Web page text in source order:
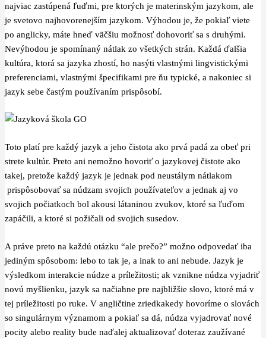
najviac zastúpená ľuďmi, pre ktorých je materinským jazykom, ale
je svetovo najhovorenejším jazykom. Výhodou je, že pokiaľ viete
po anglicky, máte hneď väčšiu možnosť dohovoriť sa s druhými.
Nevýhodou je spomínaný nátlak zo všetkých strán. Každá ďalšia
kultúra, ktorá sa jazyka zhostí, ho nasýti vlastnými lingvistickými
preferenciami, vlastnými špecifikami pre ňu typické, a nakoniec si
jazyk sebe častým používaním prispôsobí.
Toto platí pre každý jazyk a jeho čistota ako prvá padá za obeť pri
strete kultúr. Preto ani nemožno hovoriť o jazykovej čistote ako
takej, pretože každý jazyk je jednak pod neustálym nátlakom
prispôsobovať sa núdzam svojich používateľov a jednak aj vo
svojich počiatkoch bol akousi látaninou zvukov, ktoré sa ľuďom
zapáčili, a ktoré si požičali od svojich susedov.
A práve preto na každú otázku “ale prečo?” možno odpovedať iba
jediným spôsobom: lebo to tak je, a inak to ani nebude. Jazyk je
výsledkom interakcie núdze a príležitosti; ak vznikne núdza vyjadriť
novú myšlienku, jazyk sa načiahne pre najbližšie slovo, ktoré má v
tej príležitosti po ruke. V angličtine zriedkakedy hovoríme o slovách
so singulárnym významom a pokiaľ sa dá, núdza vyjadrovať nové
pocity alebo reality bude naďalej aktualizovať doteraz zaužívané